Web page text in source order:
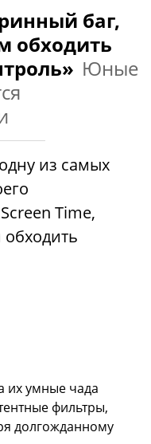
баг,
обходить
Юные
из самых
Time,
обходить
их умные чада
фильтры,
долгожданному